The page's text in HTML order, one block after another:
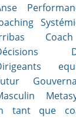
Coach
tant que